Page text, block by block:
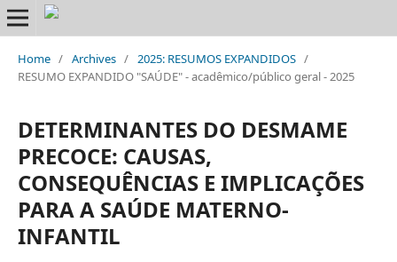
Home / Archives / 2025: RESUMOS EXPANDIDOS /
RESUMO EXPANDIDO "SAÚDE" - acadêmico/público geral - 2025
DETERMINANTES DO DESMAME
PRECOCE: CAUSAS,
CONSEQUÊNCIAS E IMPLICAÇÕES
PARA A SAÚDE MATERNO-
INFANTIL